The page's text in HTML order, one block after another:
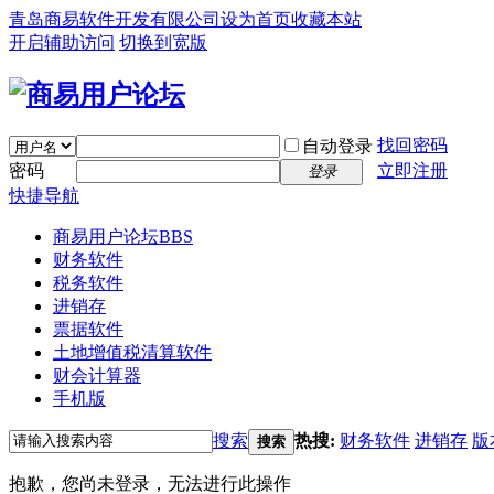
青岛商易软件开发有限公司 设为首页收藏本站
开启辅助访问 切换到宽版
自动登录 找回密码
密码
登录
立即注册
快捷导航
商易用户论坛BBS
财务软件
税务软件
进销存
票据软件
土地增值税清算软件
财会计算器
手机版
搜索 搜索 热搜: 财务软件 进销存 版
抱歉，您尚未登录，无法进行此操作